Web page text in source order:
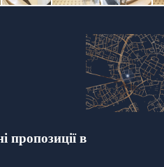
пропозиції в